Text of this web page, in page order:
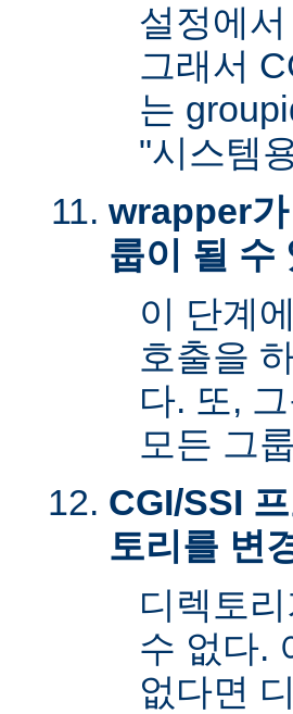
설정에
그래서
는
"시스템
wrapper가
룹이 될 수
이 단계
호출을
다. 또,
모든 그
CGI/SSI
토리를 변
디렉토
수 없다.
없다면